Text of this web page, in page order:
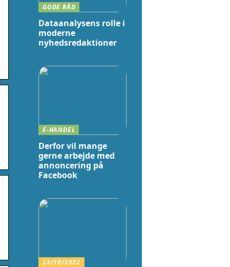
GODE RÅD
Dataanalysens rolle i
moderne
nyhedsredaktioner
E-HANDEL
Derfor vil mange
gerne arbejde med
annoncering på
Facebook
25/10/2022